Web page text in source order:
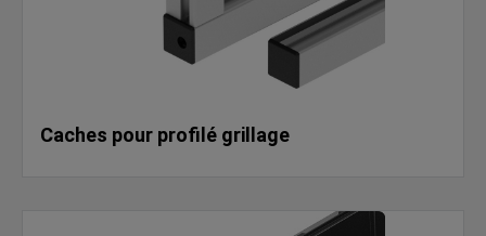
Caches pour profilé grillage